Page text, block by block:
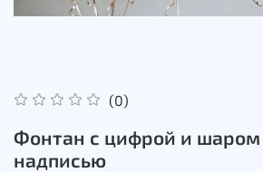
(0)
Фонтан с цифрой и шаром
надписью